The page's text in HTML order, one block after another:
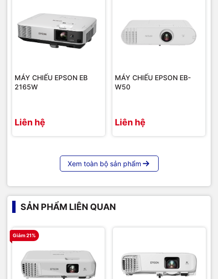
Mật khẩu bảo vệ
Khóa Kensington
Độ ồn
Philippines
MÁY CHIẾU EPSON EB
2165W
Liên hệ
MÁY CHIẾU EPSON EB-
W50
Liên hệ
Xem toàn bộ sản phẩm
SẢN PHẨM LIÊN QUAN
Giảm 21%